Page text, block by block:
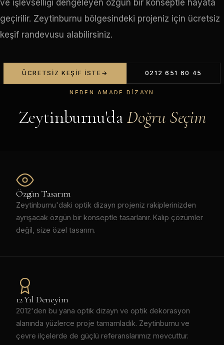
ve işlevselliği dengeleyen özgün bir konseptle hayata
geçirilir. Zeytinburnu bölgesindeki projeniz için ücretsiz
keşif randevusu alabilirsiniz.
ÜCRETSIZ KEŞIF İSTE 0212 651 60 45
NEDEN AMADE DIZAYN
Zeytinburnu'daDoğru Seçim
Özgün Tasarım
Zeytinburnu'daki optik dizayn projeniz rakiplerinizden
ayrışacak özgün bir konseptle tasarlanır. Kalıp çözümler
değil, size özel tasarım.
12 Yıl Deneyim
2012'den bu yana optik dizayn ve optik dekorasyon
alanında yüzlerce proje tamamladık. Zeytinburnu ve
çevre ilçelerde de güçlü referanslarımız mevcuttur.